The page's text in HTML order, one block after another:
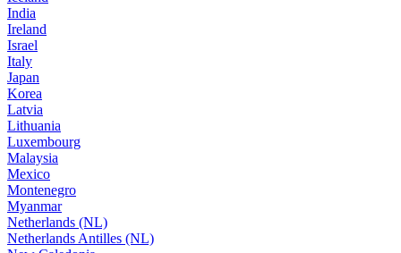
India
Ireland
Israel
Italy
Japan
Korea
Latvia
Lithuania
Luxembourg
Malaysia
Mexico
Montenegro
Myanmar
Netherlands (NL)
Netherlands Antilles (NL)